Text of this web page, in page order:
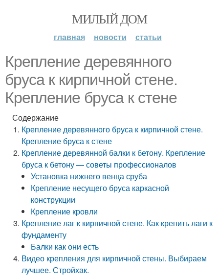
МИЛЫЙ ДОМ
главная новости статьи
Крепление деревянного
бруса к кирпичной стене.
Крепление бруса к стене
Содержание
Крепление деревянного бруса к кирпичной стене.
Крепление бруса к стене
Крепление деревянной балки к бетону. Крепление
бруса к бетону — советы профессионалов
Установка нижнего венца сруба
Крепление несущего бруса каркасной
конструкции
Крепление кровли
Крепление лаг к кирпичной стене. Как крепить лаги к
фундаменту
Балки как они есть
Видео крепления для кирпичной стены. Выбираем
лучшее. Стройхак.